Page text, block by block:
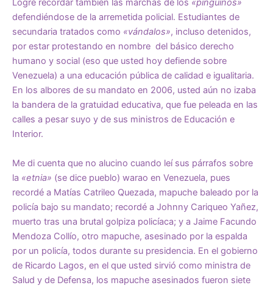
Logré recordar también las marchas de los «pingüinos»
defendiéndose de la arremetida policial. Estudiantes de
secundaria tratados como «vándalos», incluso detenidos,
por estar protestando en nombre del básico derecho
humano y social (eso que usted hoy defiende sobre
Venezuela) a una educación pública de calidad e igualitaria.
En los albores de su mandato en 2006, usted aún no izaba
la bandera de la gratuidad educativa, que fue peleada en las
calles a pesar suyo y de sus ministros de Educación e
Interior.
Me di cuenta que no alucino cuando leí sus párrafos sobre
la «etnia» (se dice pueblo) warao en Venezuela, pues
recordé a Matías Catrileo Quezada, mapuche baleado por la
policía bajo su mandato; recordé a Johnny Cariqueo Yañez,
muerto tras una brutal golpiza policíaca; y a Jaime Facundo
Mendoza Collío, otro mapuche, asesinado por la espalda
por un policía, todos durante su presidencia. En el gobierno
de Ricardo Lagos, en el que usted sirvió como ministra de
Salud y de Defensa, los mapuche asesinados fueron siete